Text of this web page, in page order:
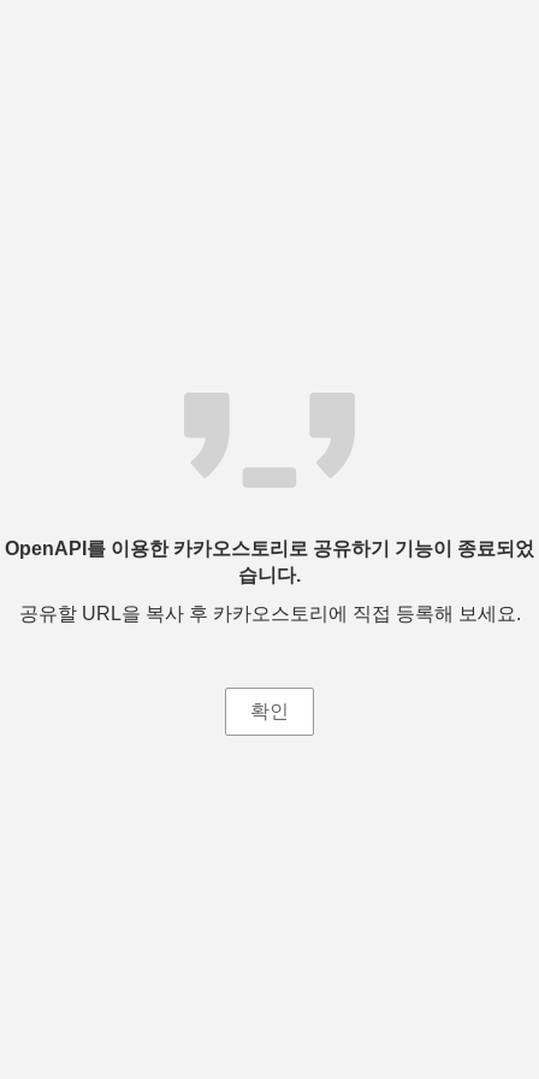
OpenAPI를 이용한 카카오스토리로 공유하기 기능이 종료되었
습니다.
공유할 URL을 복사 후 카카오스토리에 직접 등록해 보세요.
확인